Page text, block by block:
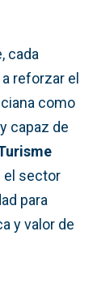
cada
reforzar el
como
capaz de
el sector
para
y valor de